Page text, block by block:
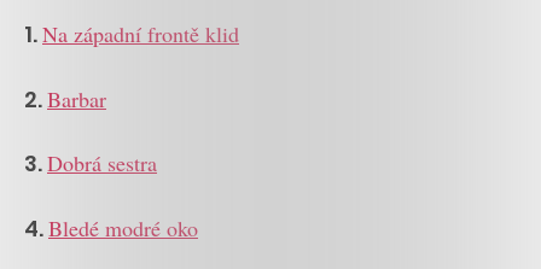
1.Na západní frontě klid
2.Barbar
3.Dobrá sestra
4.Bledé modré oko